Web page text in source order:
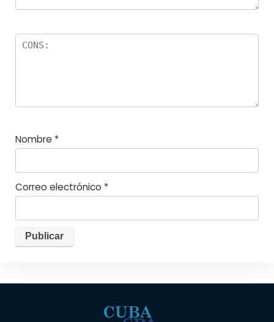
Nombre *
Correo electrónico *